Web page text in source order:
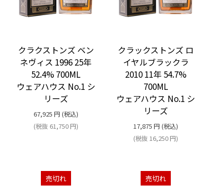
クラクストンズ ベン
ネヴィス 1996 25年
52.4% 700ML
ウェアハウス No.1 シ
リーズ
67,925 円 (税込)
(税抜 61,750円)
クラックストンズ ロ
イヤルブラックラ
2010 11年 54.7%
700ML
ウェアハウス No.1 シ
リーズ
17,875 円 (税込)
(税抜16,250円)
売切れ 売切れ